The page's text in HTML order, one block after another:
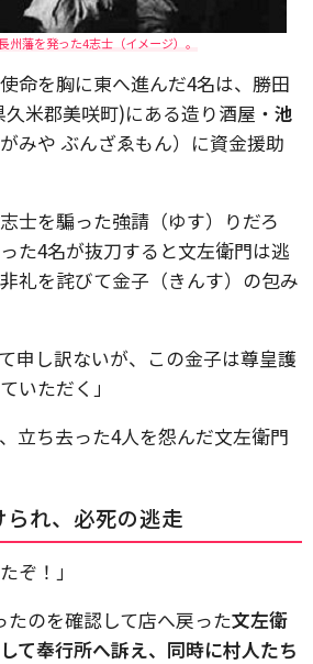
州藩を発った4志士（イメージ）。
命を胸に東へ進んだ4名は、勝田
米郡美咲町)にある造り酒屋・ 池
がみや ぶんざゑもん）に資金援助
士を騙った強請（ゆす）りだろ
た4名が抜刀すると文左衛門は逃
礼を詫びて金子（きんす）の包み
申し訳ないが、この金子は尊皇護
いただく」
立ち去った4人を怨んだ文左衛門
れ、必死の逃走
ぞ！」
たのを確認して店へ戻った文左衛
て奉行所へ訴え、同時に村人たち